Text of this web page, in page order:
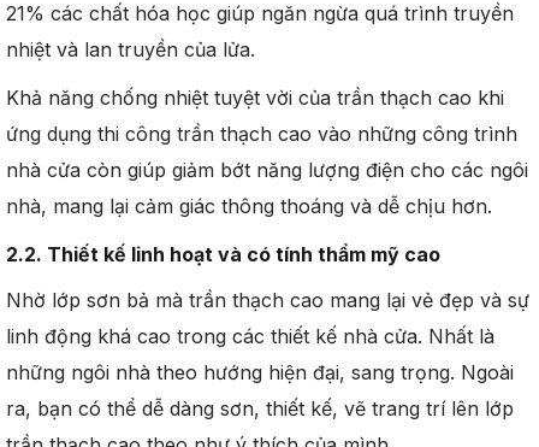
21% các chất hóa học giúp ngăn ngừa quá trình truyền
nhiệt và lan truyền của lửa.
Khả năng chống nhiệt tuyệt vời của trần thạch cao khi
ứng dụng thi công trần thạch cao vào những công trình
nhà cửa còn giúp giảm bớt năng lượng điện cho các ngôi
nhà, mang lại cảm giác thông thoáng và dễ chịu hơn.
2.2. Thiết kế linh hoạt và có tính thẩm mỹ cao
Nhờ lớp sơn bả mà trần thạch cao mang lại vẻ đẹp và sự
linh động khá cao trong các thiết kế nhà cửa. Nhất là
những ngôi nhà theo hướng hiện đại, sang trọng. Ngoài
ra, bạn có thể dễ dàng sơn, thiết kế, vẽ trang trí lên lớp